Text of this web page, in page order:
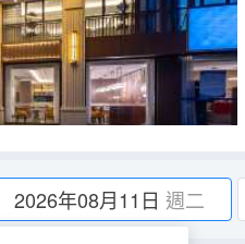
2026年08月11日 週二